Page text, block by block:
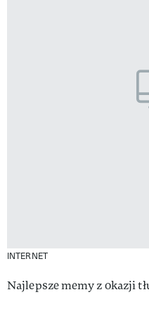
INTERNET
Najlepsze memy z okazji